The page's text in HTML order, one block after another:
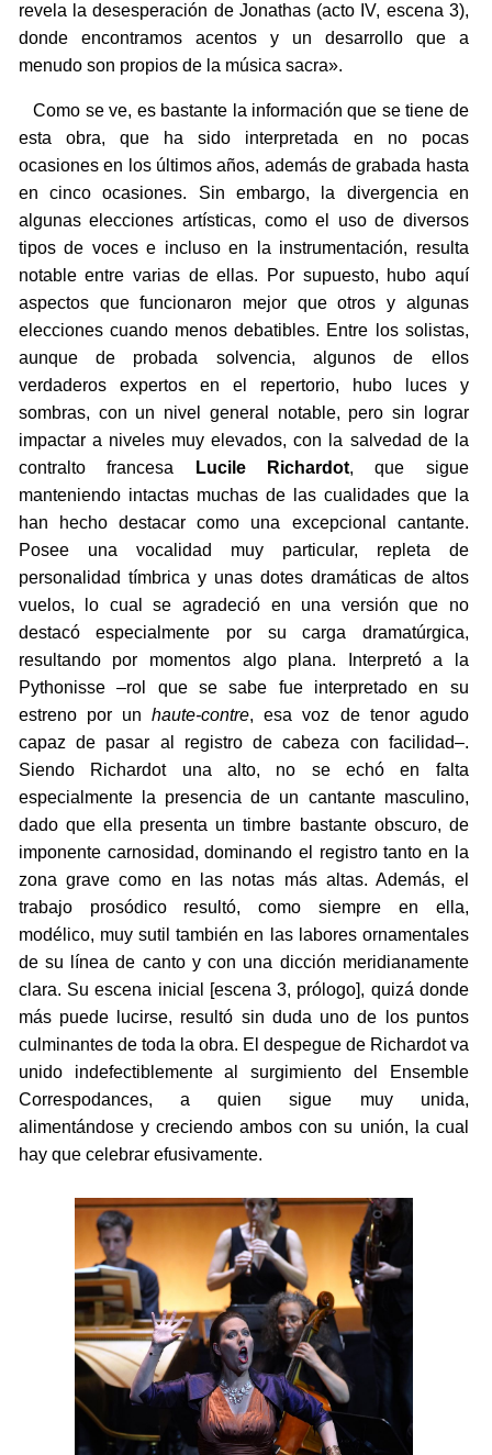
revela la desesperación de Jonathas (acto IV, escena 3),
donde encontramos acentos y un desarrollo que a
menudo son propios de la música sacra».
Como se ve, es bastante la información que se tiene de
esta obra, que ha sido interpretada en no pocas
ocasiones en los últimos años, además de grabada hasta
en cinco ocasiones. Sin embargo, la divergencia en
algunas elecciones artísticas, como el uso de diversos
tipos de voces e incluso en la instrumentación, resulta
notable entre varias de ellas. Por supuesto, hubo aquí
aspectos que funcionaron mejor que otros y algunas
elecciones cuando menos debatibles. Entre los solistas,
aunque de probada solvencia, algunos de ellos
verdaderos expertos en el repertorio, hubo luces y
sombras, con un nivel general notable, pero sin lograr
impactar a niveles muy elevados, con la salvedad de la
contralto francesa
Lucile Richardot, que sigue
manteniendo intactas muchas de las cualidades que la
han hecho destacar como una excepcional cantante.
Posee una vocalidad muy particular, repleta de
personalidad tímbrica y unas dotes dramáticas de altos
vuelos, lo cual se agradeció en una versión que no
destacó especialmente por su carga dramatúrgica,
resultando por momentos algo plana. Interpretó a la
Pythonisse –rol que se sabe fue interpretado en su
estreno por unhaute-contre, esa voz de tenor agudo
capaz de pasar al registro de cabeza con facilidad–.
Siendo Richardot una alto, no se echó en falta
especialmente la presencia de un cantante masculino,
dado que ella presenta un timbre bastante obscuro, de
imponente carnosidad, dominando el registro tanto en la
zona grave como en las notas más altas. Además, el
trabajo prosódico resultó, como siempre en ella,
modélico, muy sutil también en las labores ornamentales
de su línea de canto y con una dicción meridianamente
clara. Su escena inicial [escena 3, prólogo], quizá donde
más puede lucirse, resultó sin duda uno de los puntos
culminantes de toda la obra. El despegue de Richardot va
unido indefectiblemente al surgimiento del Ensemble
Correspodances, a quien sigue muy unida,
alimentándose y creciendo ambos con su unión, la cual
hay que celebrar efusivamente.